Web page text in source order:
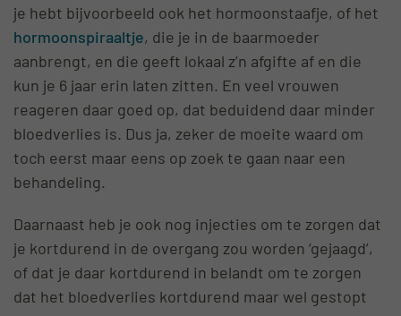
je hebt bijvoorbeeld ook het hormoonstaafje, of het
hormoonspiraaltje, die je in de baarmoeder
aanbrengt, en die geeft lokaal z’n afgifte af en die
kun je 6 jaar erin laten zitten. En veel vrouwen
reageren daar goed op, dat beduidend daar minder
bloedverlies is. Dus ja, zeker de moeite waard om
toch eerst maar eens op zoek te gaan naar een
behandeling.
Daarnaast heb je ook nog injecties om te zorgen dat
je kortdurend in de overgang zou worden ‘gejaagd’,
of dat je daar kortdurend in belandt om te zorgen
dat het bloedverlies kortdurend maar wel gestopt